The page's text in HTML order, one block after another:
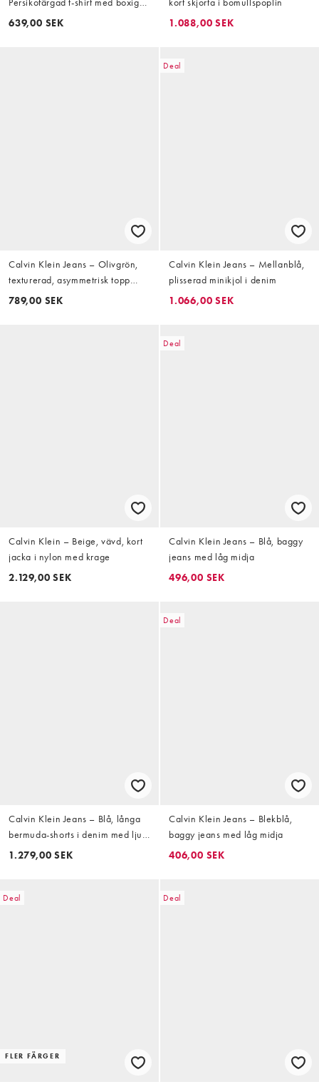
passform
639,00 SEK
1.088,00 SEK
Calvin Klein Jeans – Olivgrön,
texturerad, asymmetrisk topp
med rynkade detaljer
789,00 SEK
Deal
Calvin Klein Jeans – Mellanblå,
plisserad minikjol i denim
1.066,00 SEK
Calvin Klein – Beige, vävd, kort
jacka i nylon med krage
2.129,00 SEK
Deal
Calvin Klein Jeans – Blå, baggy
jeans med låg midja
496,00 SEK
Calvin Klein Jeans – Blå, långa
bermuda-shorts i denim med ljus
tvätt
1.279,00 SEK
Deal
Calvin Klein Jeans – Blekblå,
baggy jeans med låg midja
406,00 SEK
Deal
FLER FÄRGER
Deal